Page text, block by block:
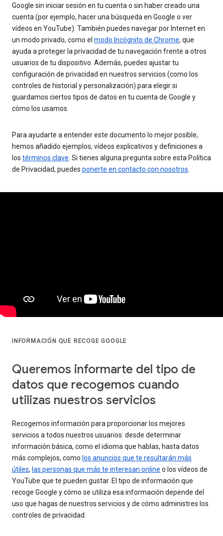
Google sin iniciar sesión en tu cuenta o sin haber creado una
cuenta (por ejemplo, hacer una búsqueda en Google o ver
vídeos en YouTube). También puedes navegar por Internet en
un modo privado, como el modo Incógnito de Chrome, que
ayuda a proteger la privacidad de tu navegación frente a otros
usuarios de tu dispositivo. Además, puedes ajustar tu
configuración de privacidad en nuestros servicios (como los
controles de historial y personalización) para elegir si
guardamos ciertos tipos de datos en tu cuenta de Google y
cómo los usamos.
Para ayudarte a entender este documento lo mejor posible,
hemos añadido ejemplos, vídeos explicativos y definiciones a
los términos clave . Si tienes alguna pregunta sobre esta Política
de Privacidad, puedes ponerte en contacto con nosotros
INFORMACIÓN QUE RECOGE GOOGLE
Queremos informarte del tipo de
datos que recogemos cuando
utilizas nuestros servicios
Recogemos información para proporcionar los mejores
servicios a todos nuestros usuarios: desde determinar
información básica, como el idioma que hablas, hasta datos
más complejos, como los anuncios que te resultarán más
útiles, las personas que más te interesan online o los vídeos de
YouTube que te pueden gustar. El tipo de información que
recoge Google y cómo se utiliza esa información depende del
uso que hagas de nuestros servicios y de cómo administres los
controles de privacidad.